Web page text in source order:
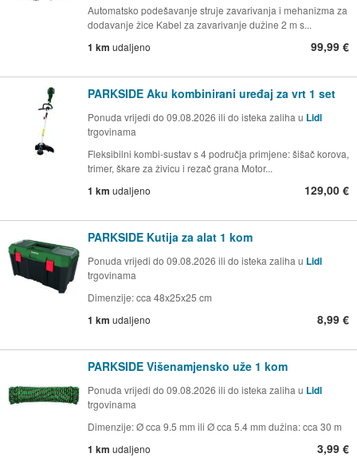
Automatsko podešavanje struje zavarivanja i mehanizma za
dodavanje žice Kabel za zavarivanje dužine 2 m s...
1 km udaljeno 99,99 €
PARKSIDE Aku kombinirani uređaj za vrt 1 set
Ponuda vrijedi do 09.08.2026 ili do isteka zaliha u Lidl
trgovinama
Fleksibilni kombi-sustav s 4 područja primjene: šišač korova,
trimer, škare za živicu i rezač grana Motor...
1 km udaljeno 129,00 €
PARKSIDE Kutija za alat 1 kom
Ponuda vrijedi do 09.08.2026 ili do isteka zaliha u Lidl
trgovinama
Dimenzije: cca 48x25x25 cm
1 km udaljeno 8,99 €
PARKSIDE Višenamjensko uže 1 kom
Ponuda vrijedi do 09.08.2026 ili do isteka zaliha u Lidl
trgovinama
Dimenzije: Ø cca 9.5 mm ili Ø cca 5.4 mm dužina: cca 30 m
1 km udaljeno 3,99 €